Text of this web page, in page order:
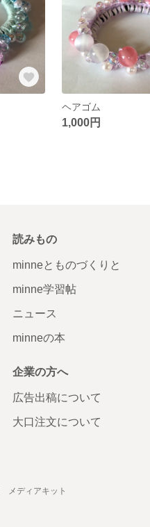
ヘアゴム
1,000円
読みもの
minneとものづくりと
minne学習帖
ニュース
minneの本
企業の方へ
広告出稿について
大口注文について
メディアキット